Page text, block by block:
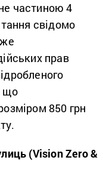
частиною 4
свідомо
прав
що
850 грн
(Vision Zero &